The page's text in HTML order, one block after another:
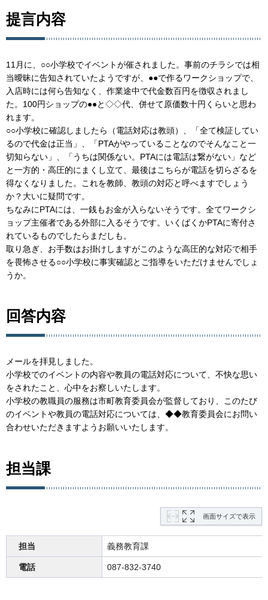
提言内容
11月に、○○小学校でイベントが催されました。事前のチラシでは相
当曖昧に告知されていたようですが、●●で作るワークショップで、
入店時には何ら告知なく、作業途中で代金数百円を徴収されまし
た。100円ショップの●●と◇◇代、併せて原価数十円くらいと思わ
れます。
○○小学校に確認しましたら（電話対応は教頭）、「全て検証してい
るので代金は正当」、「PTAがやっていることなのでそんなこと一
切知らない」、「うちは関係ない。PTAには電話は繋がない」など
と一方的・高圧的にまくし立て、最後はこちらが電話を切らざるを
得なくなりました。これを教師、教頭の対応と呼べますでしょう
か？大いに疑問です。
ちなみにPTAには、一銭もお金が入らないそうです。全てワークシ
ョップ主催者である外部に入るそうです。いくばくかPTAに寄付さ
れているものでしたらまだしも。
取り急ぎ、お手数はお掛けしますがこのような高圧的な対応で相手
を畏怖させる○○小学校に事実確認とご指導をいただけませんでしょ
うか。
回答内容
メールを拝見しました。
小学校でのイベントの内容や教員の電話対応について、不快な思い
をされたこと、心中をお察しいたします。
小学校の教職員の服務は市町教育委員会が監督しており、このたび
のイベントや教員の電話対応については、◆◆教育委員会にお問い
合わせいただきますようお願いいたします。
担当課
画面サイズで表示
担当 義務教育課
電話 087-832-3740